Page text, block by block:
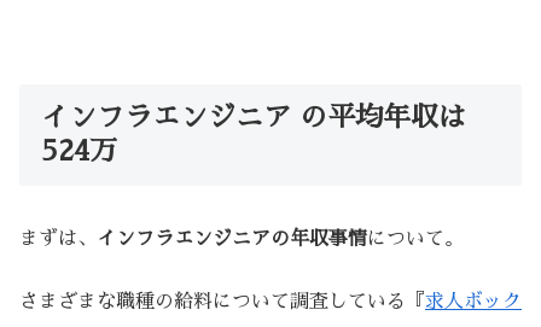
インフラエンジニア の平均年収は
524万
まずは、 インフラエンジニアの年収事情について。
さまざまな職種の給料について調査している『 求人ボック